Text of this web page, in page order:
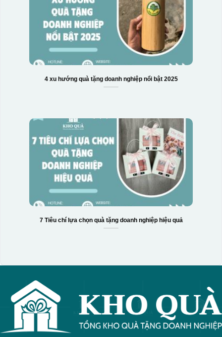
4 xu hướng quà tặng doanh nghiệp nổi bật 2025
7 Tiêu chí lựa chọn quà tặng doanh nghiệp hiệu quả